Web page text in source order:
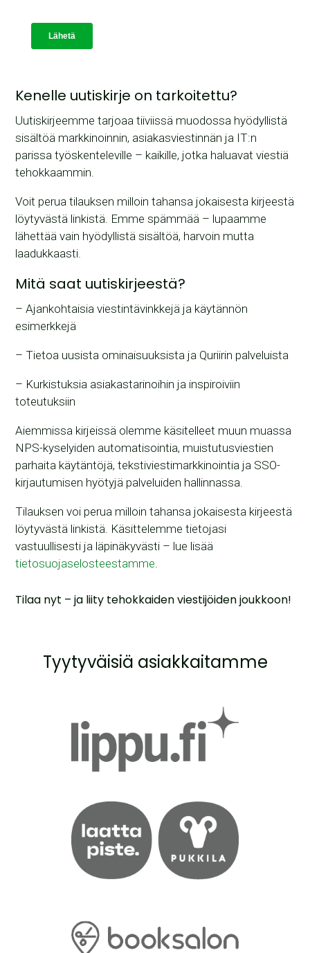
Kenelle uutiskirje on tarkoitettu?
Uutiskirjeemme tarjoaa tiiviissä muodossa hyödyllistä
sisältöä markkinoinnin, asiakasviestinnän ja IT:n
parissa työskenteleville – kaikille, jotka haluavat viestiä
tehokkaammin.
Voit perua tilauksen milloin tahansa jokaisesta kirjeestä
löytyvästä linkistä. Emme spämmää – lupaamme
lähettää vain hyödyllistä sisältöä, harvoin mutta
laadukkaasti.
Mitä saat uutiskirjeestä?
– Ajankohtaisia viestintävinkkejä ja käytännön
esimerkkejä
– Tietoa uusista ominaisuuksista ja Quriirin palveluista
– Kurkistuksia asiakastarinoihin ja inspiroiviin
toteutuksiin
Aiemmissa kirjeissä olemme käsitelleet muun muassa
NPS-kyselyiden automatisointia, muistutusviestien
parhaita käytäntöjä, tekstiviestimarkkinointia ja SSO-
kirjautumisen hyötyjä palveluiden hallinnassa.
Tilauksen voi perua milloin tahansa jokaisesta kirjeestä
löytyvästä linkistä. Käsittelemme tietojasi
vastuullisesti ja läpinäkyvästi – lue lisää
tietosuojaselosteestamme.
Tilaa nyt – ja liity tehokkaiden viestijöiden joukkoon!
Tyytyväisiä asiakkaitamme